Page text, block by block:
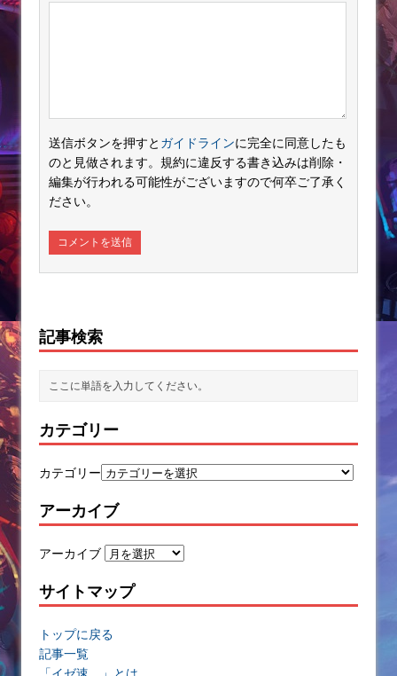
送信ボタンを押すと ガイドラインに完全に同意したも
のと見做されます。規約に違反する書き込みは削除・
編集が行われる可能性がございますので何卒ご了承く
ださい。
記事検索
カテゴリー
カテゴリー
アーカイブ
アーカイブ
サイトマップ
トップに戻る
記事一覧